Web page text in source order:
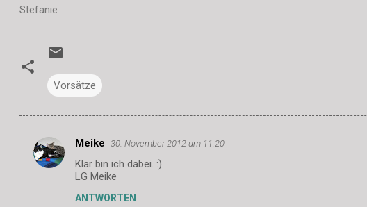
Stefanie
Vorsätze
K
Meike 30. November 2012 um 11:20
Klar bin ich dabei. :)
LG Meike
ANTWORTEN